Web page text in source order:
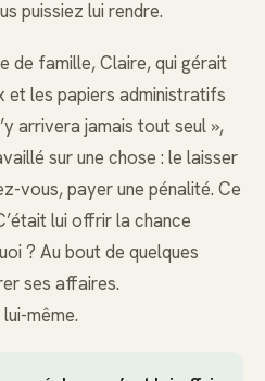
puissiez lui rendre.
de famille, Claire, qui gérait
et les papiers administratifs
arrivera jamais tout seul »,
sur une chose : le laisser
vous, payer une pénalité. Ce
lui offrir la chance
? Au bout de quelques
ses affaires.
même.